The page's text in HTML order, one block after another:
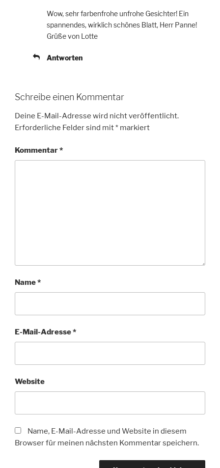
Wow, sehr farbenfrohe unfrohe Gesichter! Ein
spannendes, wirklich schönes Blatt, Herr Panne!
Grüße von Lotte
Antworten
Schreibe einen Kommentar
Deine E-Mail-Adresse wird nicht veröffentlicht.
Erforderliche Felder sind mit* markiert
Kommentar*
Name*
E-Mail-Adresse*
Website
Name, E-Mail-Adresse und Website in diesem
Browser für meinen nächsten Kommentar speichern.